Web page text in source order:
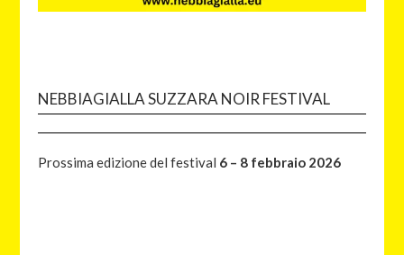
NEBBIAGIALLA SUZZARA NOIR FESTIVAL
Prossima edizione del festival 6 – 8 febbraio 2026